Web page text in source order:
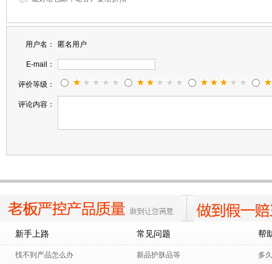
不好意思,忘了评价,好东西.一直在用它.
还可以 正品应该 暂时还没有试出效果如何 等待效果
用户名： 匿名用户
E-mail：
评价等级：
评论内容：
新手上路
找不到产品怎么办
常见问题
新品护肤品等
帮
多